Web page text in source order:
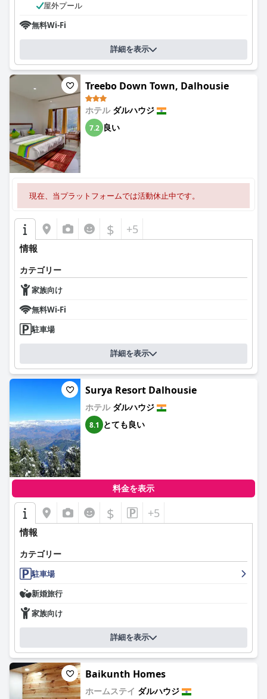
屋外プール
無料Wi-Fi
詳細を表示
Treebo Down Town, Dalhousie
ホテル ダルハウジ
7.2 良い
現在、当プラットフォームでは活動休止中です。
$ +5
情報
カテゴリー
家族向け
無料Wi-Fi
駐車場
詳細を表示
Surya Resort Dalhousie
ホテル ダルハウジ
8.1 とても良い
料金を表示
$ +5
情報
カテゴリー
駐車場
新婚旅行
家族向け
詳細を表示
Baikunth Homes
ホームステイ ダルハウジ